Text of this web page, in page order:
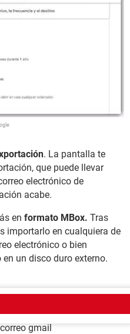
. La pantalla te
que puede llevar
electrónico de
acabe.
en formato MBox. Tras
importarlo en cualquiera de
electrónico o bien
un disco duro externo.
gmail